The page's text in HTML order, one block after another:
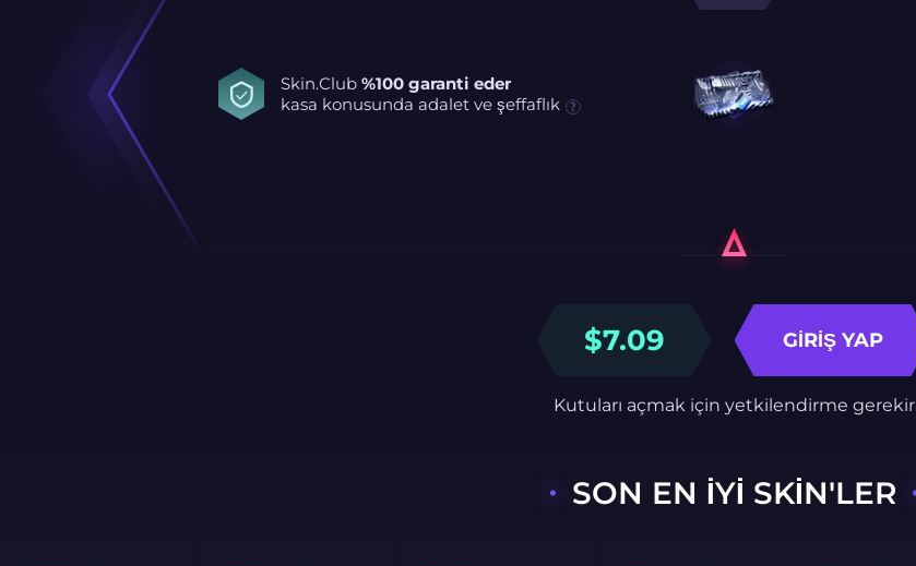
Skin.Club %100 garanti eder
kasa konusunda adalet ve şeffaflık
$7.09 GIRIŞ YAP
Kutuları açmak için yetkilendirme gerekir
SON EN IYI SKIN'LER